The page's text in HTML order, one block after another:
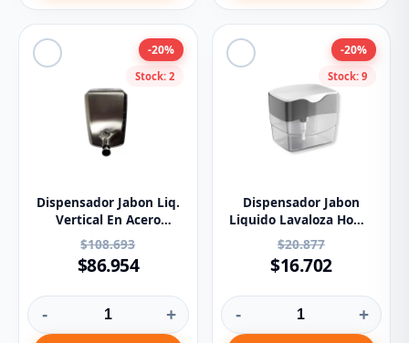
Stock: 2
-20%
Dispensador Jabon Liq.
Vertical En Acero
Inoxidable 800ml
$108.693
$86.954
- +
Stock: 9
-20%
Dispensador Jabon
Liquido Lavaloza Home
Collection
$20.877
$16.702
- +